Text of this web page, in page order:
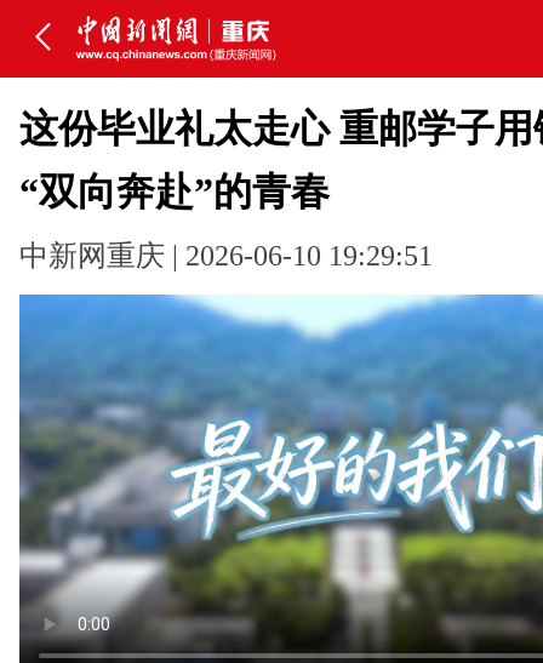
这份毕业礼太走心 重邮学子
“双向奔赴”的青春
中新网重庆 | 2026-06-10 19:29:51